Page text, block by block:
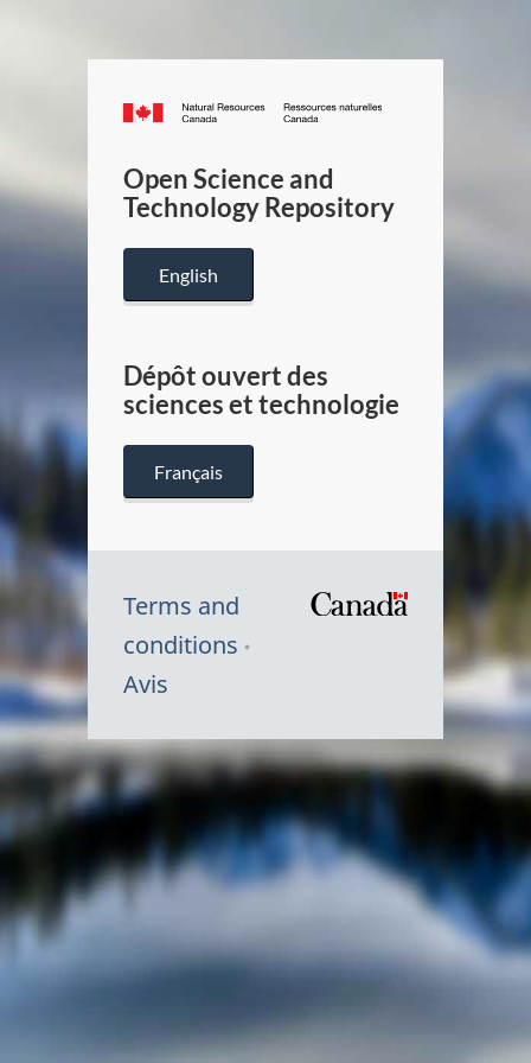
Canada.ca
/
Canada
Open Science and
Technology Repository
English
Dépôt ouvert des
sciences et technologie
Français
Terms and
conditions
Avis
Symbole
du
Canada